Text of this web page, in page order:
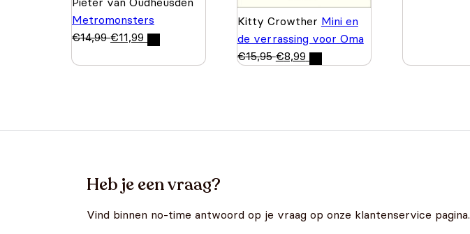
Metromonsters
€14,99 €11,99
Kitty Crowther Mini en
de verrassing voor Oma
€15,95 €8,99
Heb je een vraag?
Vind binnen no-time antwoord op je vraag op onze klantenservice pagina.